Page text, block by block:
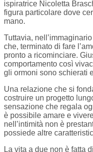
ispiratrice Nicoletta
figura particolare dove
mano.
Tuttavia,
che, terminato di fare
pronto a ricominciare.
comportamento così
gli ormoni sono schierati
Una relazione che si
costruire un progetto
sensazione che regala
è possibile amare e
nell’intimità non è
possiede altre
La vita a due non è fatta